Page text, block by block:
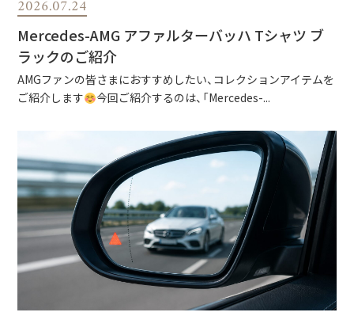
2026.07.24
Mercedes-AMG アファルターバッハ Tシャツ ブ
ラックのご紹介
AMGファンの皆さまにおすすめしたい、コレクションアイテムを
ご紹介します
今回ご紹介するのは、「Mercedes-...